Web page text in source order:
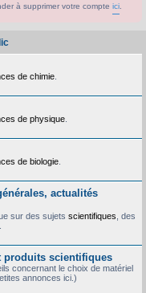
h
à supprimer votre compte ici
de chimie
de physique
de biologie
actualités
sur des sujets scientifiques , des
produits scientifiques
concernant le choix de matériel
annonces ici.)